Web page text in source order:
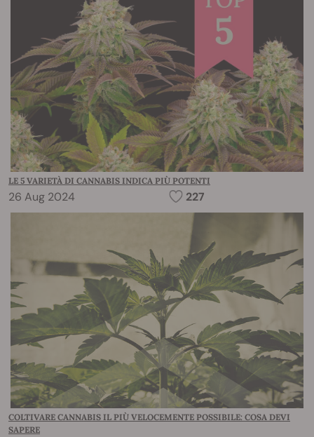
LE 5 VARIETÀ DI CANNABIS INDICA PIÙ POTENTI
26 Aug 2024 227
COLTIVARE CANNABIS IL PIÙ VELOCEMENTE POSSIBILE: COSA DEVI
SAPERE